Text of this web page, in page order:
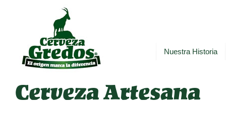
Nuestra Historia
Cerveza Artesana